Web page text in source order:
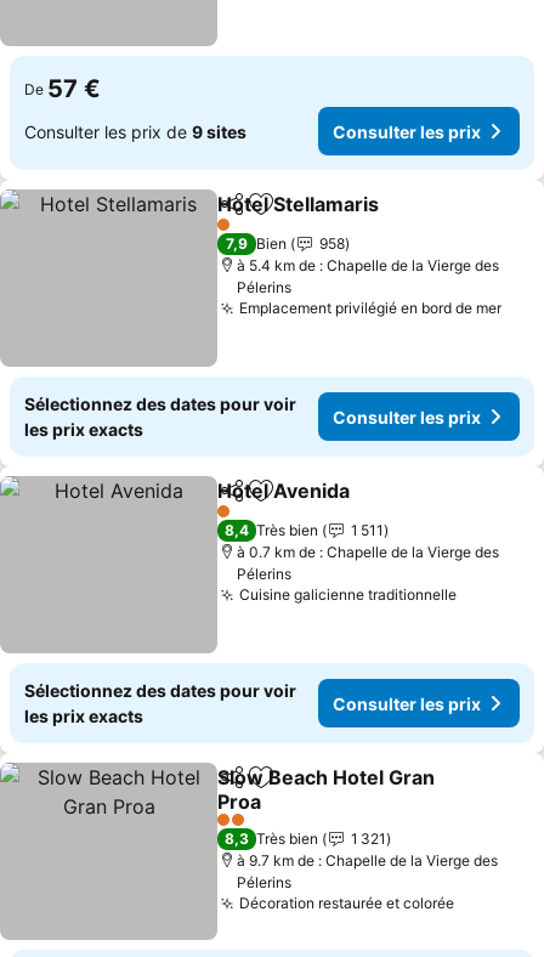
De 57 €
Consulter les prix de 9 sites Consulter les prix
PartagerAjouter à mes favoris
Hotel Stellamaris
1 Étoiles
7,9 Bien
958
à 5.4 km de : Chapelle de la Vierge des
Pélerins
Emplacement privilégié en bord de mer
Sélectionnez des dates pour voir
les prix exacts
Consulter les prix
PartagerAjouter à mes favoris
Hotel Avenida
1 Étoiles
8,4 Très bien
1 511
à 0.7 km de : Chapelle de la Vierge des
Pélerins
Cuisine galicienne traditionnelle
Sélectionnez des dates pour voir
les prix exacts
Consulter les prix
PartagerAjouter à mes favoris
Slow Beach Hotel Gran
Proa
2 Étoiles
8,3 Très bien
1 321
à 9.7 km de : Chapelle de la Vierge des
Pélerins
Décoration restaurée et colorée